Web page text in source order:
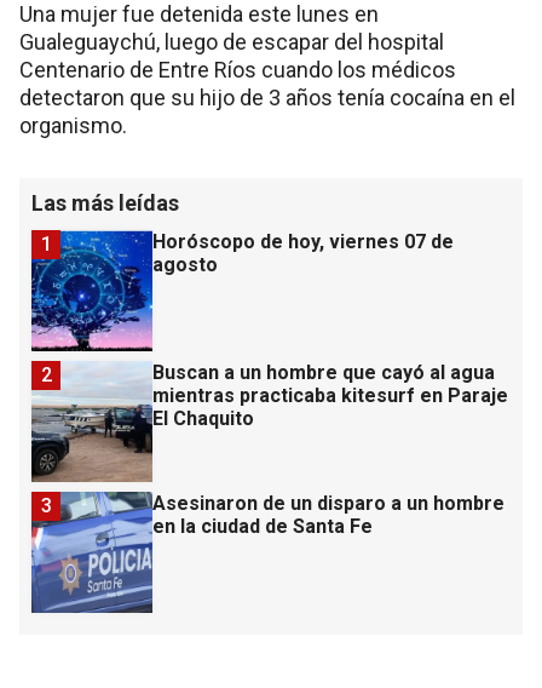
Una mujer fue detenida este lunes en
Gualeguaychú, luego de escapar del hospital
Centenario de Entre Ríos cuando los médicos
detectaron que su hijo de 3 años tenía cocaína en el
organismo.
Las más leídas
Horóscopo de hoy, viernes 07 de
agosto
1
Buscan a un hombre que cayó al agua
mientras practicaba kitesurf en Paraje
El Chaquito
2
Asesinaron de un disparo a un hombre
en la ciudad de Santa Fe
3